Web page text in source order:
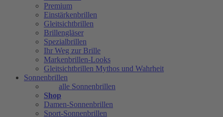
Premium
Einstärkenbrillen
Gleitsichtbrillen
Brillengläser
Spezialbrillen
Ihr Weg zur Brille
Markenbrillen-Looks
Gleitsichtbrillen Mythos und Wahrheit
Sonnenbrillen
alle Sonnenbrillen
Shop
Damen-Sonnenbrillen
Sport-Sonnenbrillen